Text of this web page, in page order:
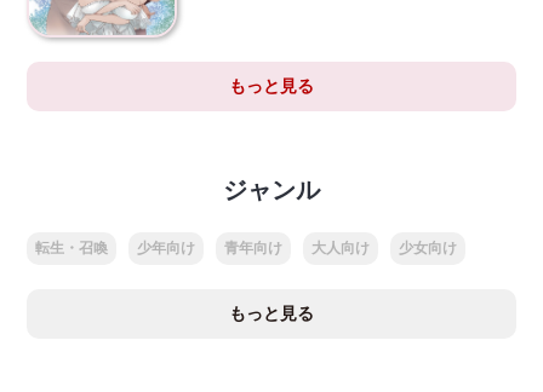
もっと見る
ジャンル
転生・召喚 少年向け 青年向け 大人向け 少女向け
もっと見る